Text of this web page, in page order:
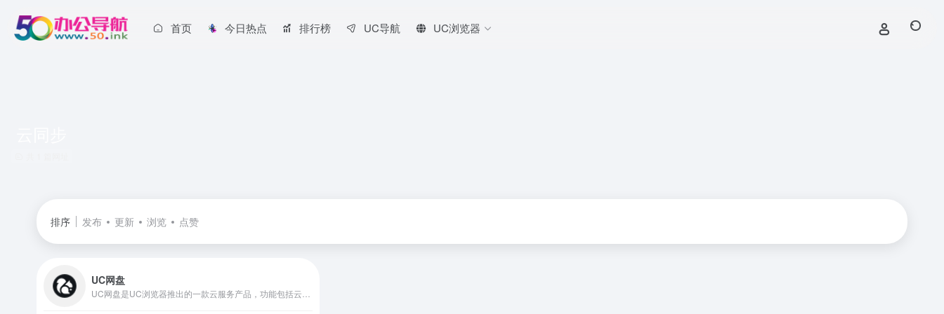
首页 今日热点 排行榜 UC导航 UC浏览器
排序 发布 更新 浏览 点赞
UC网盘